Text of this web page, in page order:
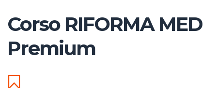
Corso RIFORMA MED
Premium